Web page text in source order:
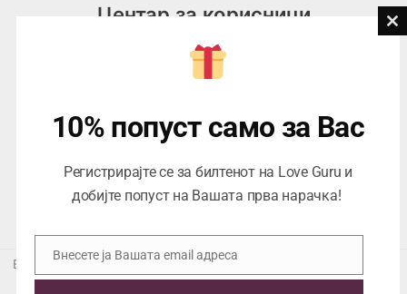
Центар за корисници
076945497; 076945498
contact@loveguru.mk
Саб – Нед: 10-18
Еуропеан Траде Дооел Скопје, Варшавска 5/1 -5, 1000 Скопје,
ЕДБ 4057021558024
10% попуст само за Вас
Регистрирајте се за билтенот на Love Guru и
добијте попуст на Вашата прва нарачка!
Email
Внесете ја Вашата email адреса